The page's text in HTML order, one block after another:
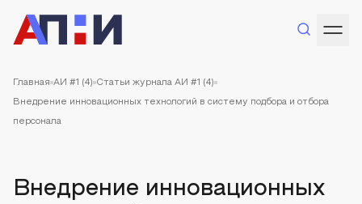
Главная АИ #1 (4) Статьи журнала АИ #1 (4)
Внедрение инновационных технологий в систему подбора и отбора
персонала
Внедрение инновационных